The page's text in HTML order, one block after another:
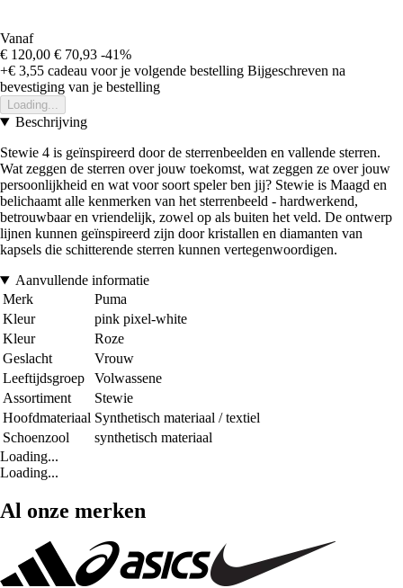
Vanaf
€ 120,00 € 70,93 -41%
+€ 3,55 cadeau voor je volgende bestelling Bijgeschreven na
bevestiging van je bestelling
Loading...
Beschrijving
Stewie 4 is geïnspireerd door de sterrenbeelden en vallende sterren.
Wat zeggen de sterren over jouw toekomst, wat zeggen ze over jouw
persoonlijkheid en wat voor soort speler ben jij? Stewie is Maagd en
belichaamt alle kenmerken van het sterrenbeeld - hardwerkend,
betrouwbaar en vriendelijk, zowel op als buiten het veld. De ontwerp
lijnen kunnen geïnspireerd zijn door kristallen en diamanten van
kapsels die schitterende sterren kunnen vertegenwoordigen.
Aanvullende informatie
Merk
Puma
Kleur
pink pixel-white
Kleur
Roze
Geslacht
Vrouw
Leeftijdsgroep
Volwassene
Assortiment
Stewie
Hoofdmateriaal Synthetisch materiaal / textiel
Schoenzool
synthetisch materiaal
Loading...
Loading...
Al onze merken